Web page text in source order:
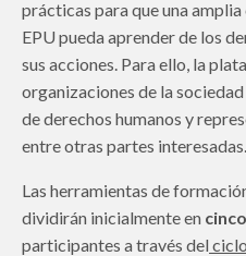
prácticas para que una
EPU pueda aprender de los
sus acciones. Para ello, la
organizaciones de la
de derechos humanos y
entre otras partes interesadas.
Las herramientas de
dividirán inicialmente en
participantes a través del